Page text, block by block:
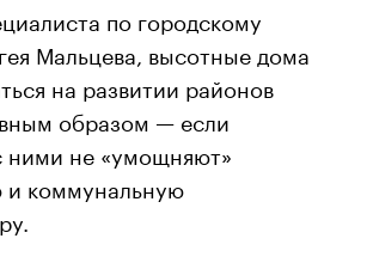
по городскому
Мальцева, высотные дома
на развитии районов
образом — если
ними не «умощняют»
и коммунальную